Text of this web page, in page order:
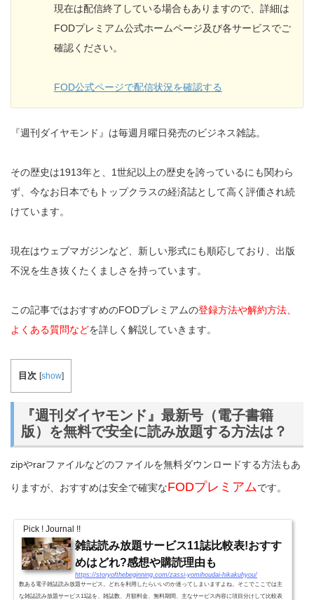
現在は配信終了している場合もありますので、詳細は
FODプレミアム公式ホームページ及び各サービスでご
確認ください。
FOD公式ページで配信状況を確認する
『週刊ダイヤモンド』は毎週月曜日発売のビジネス雑誌。
その歴史は1913年と、1世紀以上の歴史を誇っているにも関わら
ず、今なお日本でもトップクラスの経済誌として高く評価され続
けています。
現在はウェブマガジンなど、新しい形式にも順応しており、出版
不況を生き抜くたくましさを持っています。
この記事ではおすすめのFODプレミアムの登録方法や解約方法、
よくある質問などを詳しく解説していきます。
目次 [show]
『週刊ダイヤモンド』最新号（電子書籍
版）を無料で安全に読み放題する方法は？
zipやrarファイルなどのファイルを無料ダウンロードする方法もあ
りますが、おすすめは安全で確実なFODプレミアムです。
Pick ! Journal !!
雑誌読み放題サービス11誌比較表!おすす
めはどれ?感想や購読理由も
https://storyofthebeginning.com/zassi-yomihoudai-hikakuhyou/
数ある電子雑誌読み放題サービス。どれを利用したらいいのか迷ってしまいますよね。そこでここでは主
な雑誌読み放題サービス11誌を、雑誌数、月額料金、無料期間、主なサービス内容に項目分けして比較表